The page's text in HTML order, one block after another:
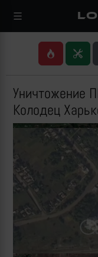
Уничтожение
Колодец